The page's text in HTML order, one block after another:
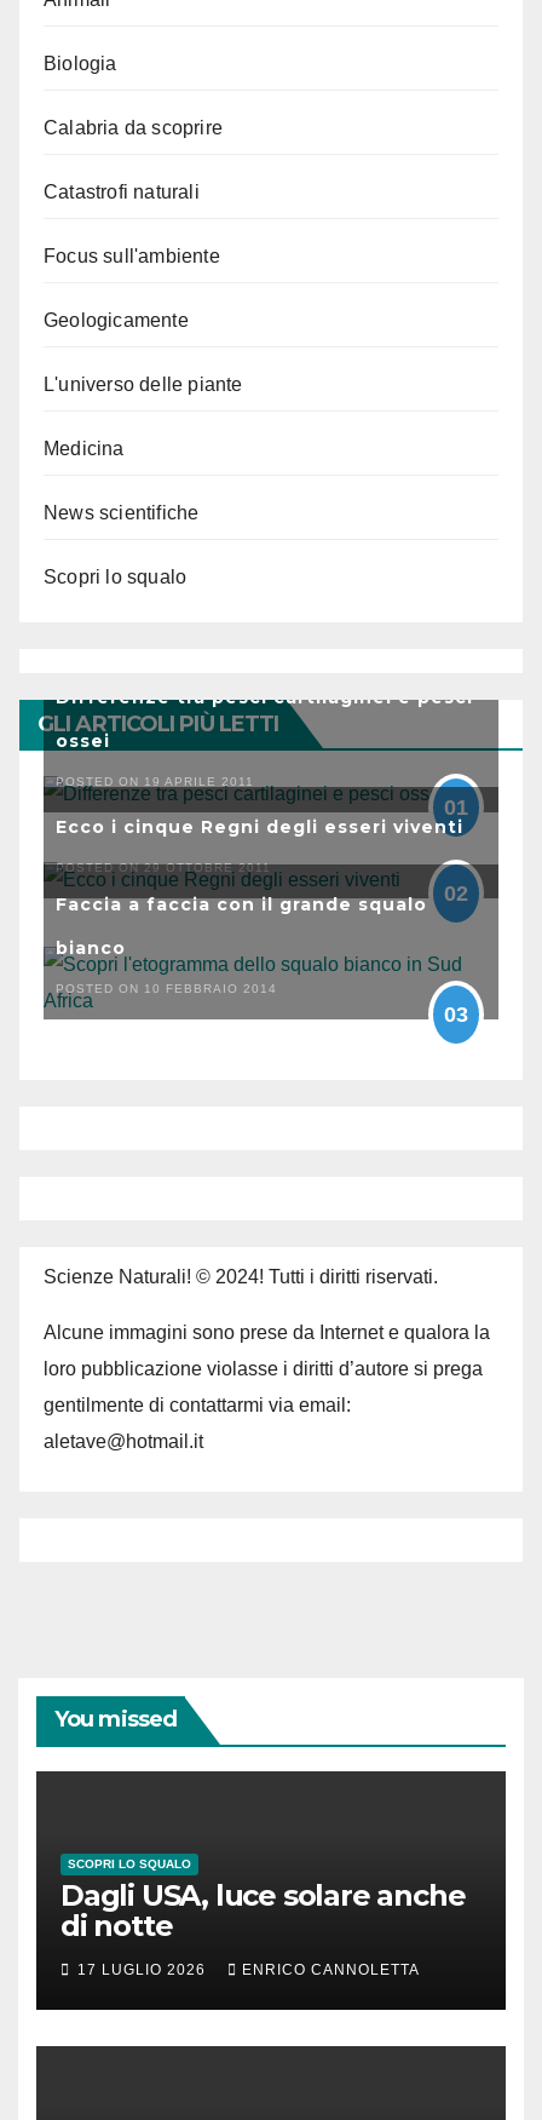
Biologia
Calabria da scoprire
Catastrofi naturali
Focus sull'ambiente
Geologicamente
L'universo delle piante
Medicina
News scientifiche
Scopri lo squalo
GLI ARTICOLI PIÙ LETTI
Differenze tra pesci cartilaginei e pesci
ossei
POSTED ON 19 APRILE 2011
01
Ecco i cinque Regni degli esseri viventi
POSTED ON 29 OTTOBRE 2011
02
Faccia a faccia con il grande squalo
bianco
POSTED ON 10 FEBBRAIO 2014
03
Scienze Naturali! © 2024! Tutti i diritti riservati.
Alcune immagini sono prese da Internet e qualora la
loro pubblicazione violasse i diritti d’autore si prega
gentilmente di contattarmi via email:
aletave@hotmail.it
You missed
SCOPRI LO SQUALO
Dagli USA, luce solare anche
di notte
17 LUGLIO 2026 ENRICO CANNOLETTA